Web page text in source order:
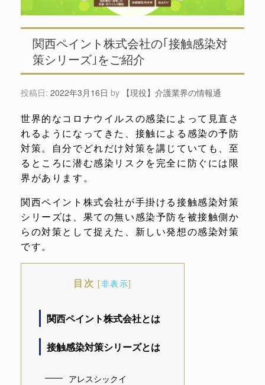
関西ペイント株式会社の｢接触感染対
策シリーズ｣をご紹介
投稿日: 2022年3月16日 by 【現役】介護業界の情報通
世界的なコロナウイルスの感染によって見直さ
れるようになってきた、接触による感染の予防
対策。自分でどれだけ対策を講じていても、至
るところに潜む感染リスクを完全に防ぐには限
界があります。
関西ペイント株式会社が手掛ける接触感染対策
シリーズは、果ての無い感染予防を被接触側か
らの対策として捉えた、新しい発想の感染対策
です。
目次 [非表示]
関西ペイント株式会社とは
接触感染対策シリーズとは
アレスシックイ